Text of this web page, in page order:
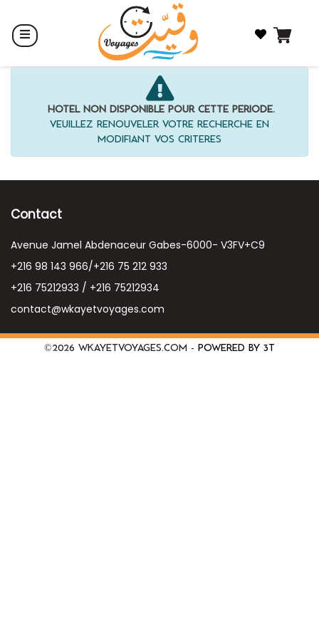
Hôtel non disponible pour cette période.
Veuillez renouveler votre recherche en
modifiant vos critères
Contact
Avenue Jamel Abdenaceur Gabes-6000- V3FV+C9
+216 98 143 966/+216 75 212 933
+216 75212933 / +216 75212934
contact@wkayetvoyages.com
©2026 wkayetvoyages.com - Powered by 3T